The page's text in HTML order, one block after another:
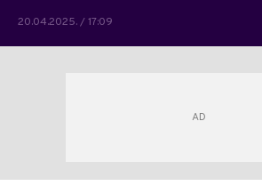
20.04.2025. / 17:09